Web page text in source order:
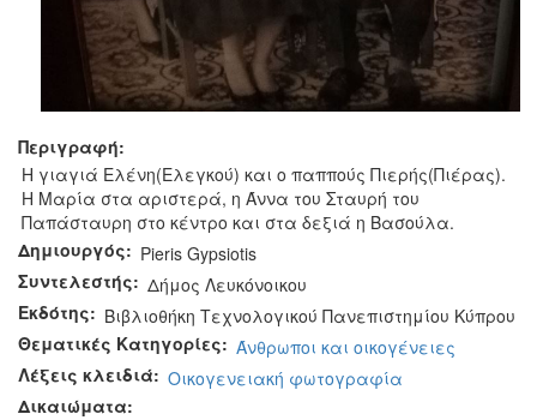
Περιγραφή:
Η γιαγιά Ελένη(Ελεγκού) και ο παππούς Πιερής(Πιέρας).
Η Μαρία στα αριστερά, η Άννα του Σταυρή του
Παπάσταυρη στο κέντρο και στα δεξιά η Βασούλα.
Δημιουργός: Pieris Gypsiotis
Συντελεστής: Δήμος Λευκόνοικου
Εκδότης: Βιβλιοθήκη Τεχνολογικού Πανεπιστημίου Κύπρου
Θεματικές Κατηγορίες: Άνθρωποι και οικογένειες
Λέξεις κλειδιά: Οικογενειακή φωτογραφία
Δικαιώματα: